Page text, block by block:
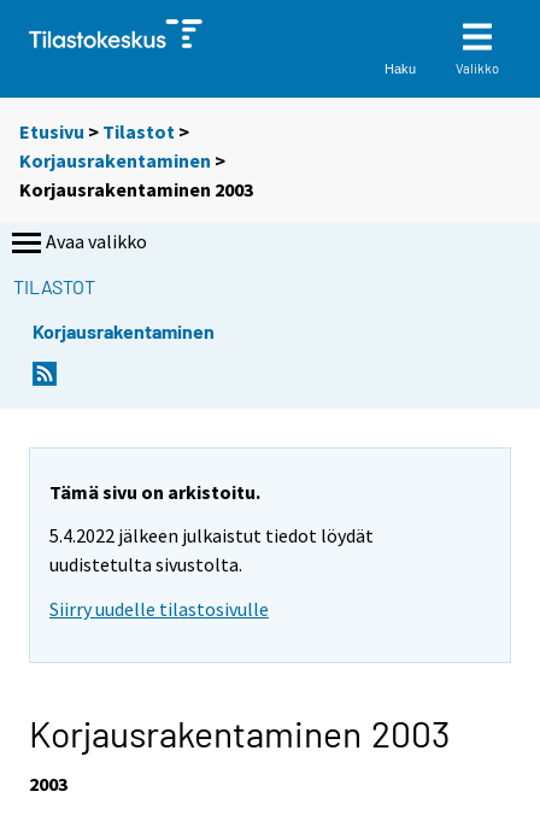
Haku Valikko
Etusivu > Tilastot >
Korjausrakentaminen >
Korjausrakentaminen 2003
Avaa valikko
TILASTOT
Korjausrakentaminen
Tämä sivu on arkistoitu.
5.4.2022 jälkeen julkaistut tiedot löydät
uudistetulta sivustolta.
Siirry uudelle tilastosivulle
Korjausrakentaminen 2003
2003